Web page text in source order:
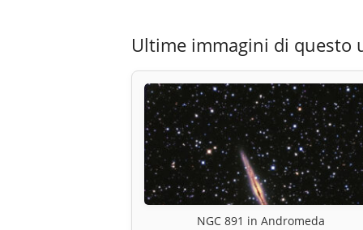
Ultime immagini di questo
NGC 891 in Andromeda